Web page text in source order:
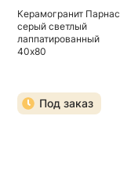
Керамогранит Парнас
серый светлый
лаппатированный
40х80
Под заказ